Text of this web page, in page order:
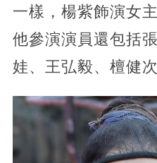
一樣，楊紫飾演女
他參演演員還包括
娃、王弘毅、檀健次